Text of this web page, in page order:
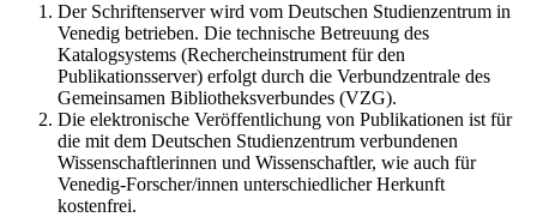
Der Schriftenserver wird vom Deutschen Studienzentrum in
Venedig betrieben. Die technische Betreuung des
Katalogsystems (Rechercheinstrument für den
Publikationsserver) erfolgt durch die Verbundzentrale des
Gemeinsamen Bibliotheksverbundes (VZG).
Die elektronische Veröffentlichung von Publikationen ist für
die mit dem Deutschen Studienzentrum verbundenen
Wissenschaftlerinnen und Wissenschaftler, wie auch für
Venedig-Forscher/innen unterschiedlicher Herkunft
kostenfrei.